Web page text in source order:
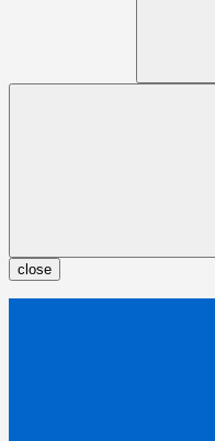
close